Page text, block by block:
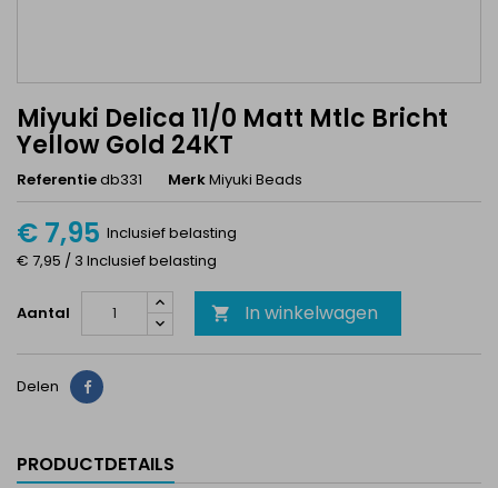
Miyuki Delica 11/0 Matt Mtlc Bricht
Yellow Gold 24KT
Referentiedb331 MerkMiyuki Beads
€ 7,95 Inclusief belasting
€ 7,95 / 3 Inclusief belasting
Aantal  In winkelwagen
Delen Delen
PRODUCTDETAILS